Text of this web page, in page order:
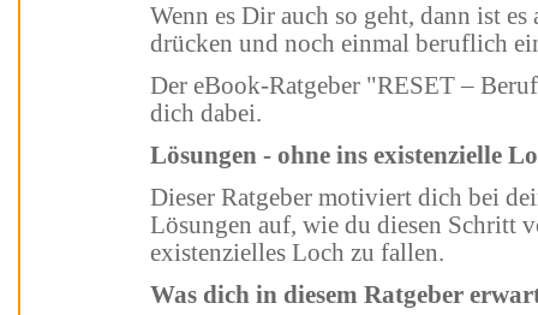
Wenn es Dir auch so geht, dann ist es an der Zeit die "RESET-Taste" zu
Der eBook-Ratgeber "RESET – Beruflicher Neustart ins Glück", unterstützt
dich dabei.
Lösungen - ohne ins
Dieser Ratgeber motiviert dich bei deinem Vorhaben und zeigt konkrete
Lösungen auf, wie du diesen Schritt vollziehen kannst - ohne in ein
existenzielles Loch zu fallen.
Was dich in diesem Ratgeber